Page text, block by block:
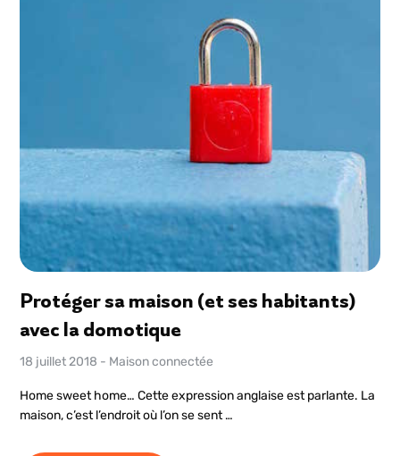
Protéger sa maison (et ses habitants)
avec la domotique
18 juillet 2018 - Maison connectée
Home sweet home… Cette expression anglaise est parlante. La
maison, c’est l’endroit où l’on se sent …